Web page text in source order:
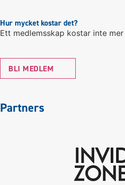
Hur mycket kostar det?
Ett medlemsskap kostar inte
BLI MEDLEM
Partners